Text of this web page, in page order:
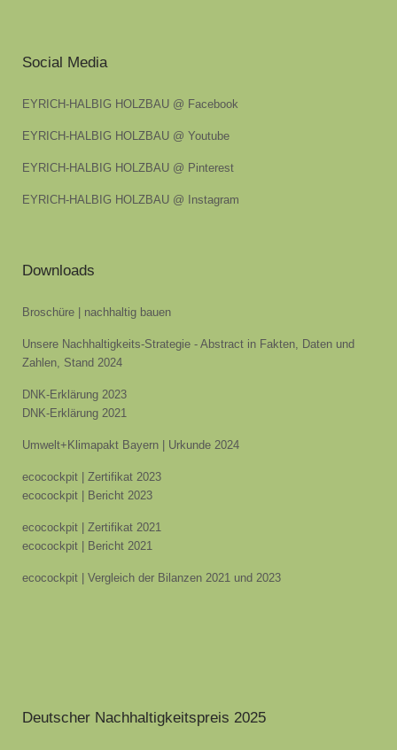
Social Media
EYRICH-HALBIG HOLZBAU @ Facebook
EYRICH-HALBIG HOLZBAU @ Youtube
EYRICH-HALBIG HOLZBAU @ Pinterest
EYRICH-HALBIG HOLZBAU @ Instagram
Downloads
Broschüre | nachhaltig bauen
Unsere Nachhaltigkeits-Strategie - Abstract in Fakten, Daten und
Zahlen, Stand 2024
DNK-Erklärung 2023
DNK-Erklärung 2021
Umwelt+Klimapakt Bayern | Urkunde 2024
ecocockpit | Zertifikat 2023
ecocockpit | Bericht 2023
ecocockpit | Zertifikat 2021
ecocockpit | Bericht 2021
ecocockpit | Vergleich der Bilanzen 2021 und 2023
Deutscher Nachhaltigkeitspreis 2025